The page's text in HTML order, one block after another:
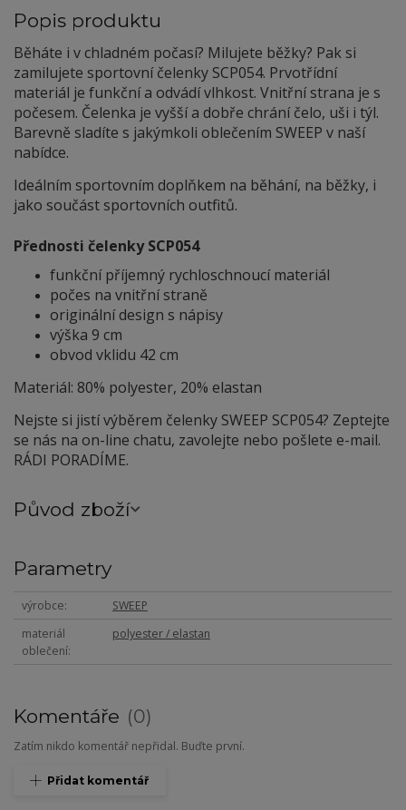
Popis produktu
Běháte i v chladném počasí? Milujete běžky? Pak si
zamilujete sportovní čelenky SCP054. Prvotřídní
materiál je funkční a odvádí vlhkost. Vnitřní strana je s
počesem. Čelenka je vyšší a dobře chrání čelo, uši i týl.
Barevně sladíte s jakýmkoli oblečením SWEEP v naší
nabídce.
Ideálním sportovním doplňkem na běhání, na běžky, i
jako součást sportovních outfitů.
Přednosti čelenky SCP054
funkční příjemný rychloschnoucí materiál
počes na vnitřní straně
originální design s nápisy
výška 9 cm
obvod vklidu 42 cm
Materiál: 80% polyester, 20% elastan
Nejste si jistí výběrem čelenky SWEEP SCP054? Zeptejte
se nás na on-line chatu, zavolejte nebo pošlete e-mail.
RÁDI PORADÍME.
Původ zboží
Parametry
výrobce
SWEEP
materiál
oblečení
polyester / elastan
Komentáře 0
Zatím nikdo komentář nepřidal. Buďte první.
Přidat komentář